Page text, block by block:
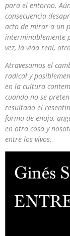
para el entorno.
consecuencia
acto de mirar a un
interminablemente
vez, la vida real,
Atravesamos el
radical y
en la cultura
cuando no se
resultado el
forma de enojo,
en otra cosa y
entre los vivos.